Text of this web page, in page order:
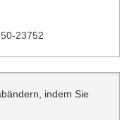
23752
indem Sie